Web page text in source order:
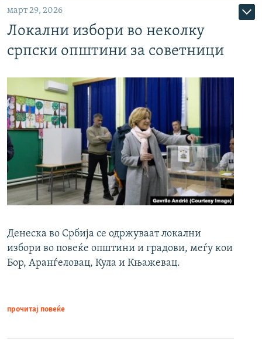
март 29, 2026
Локални избори во неколку
српски општини за советници
Денеска во Србија се одржуваат локални
избори во повеќе општини и градови, меѓу кои
Бор, Аранѓеловац, Кула и Књажевац.
прочитај повеќе